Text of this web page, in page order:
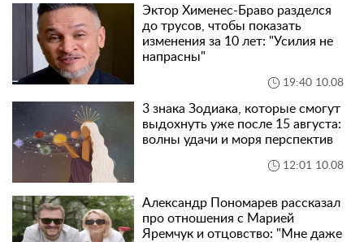
Эктор Хименес-Браво разделся
до трусов, чтобы показать
изменения за 10 лет: "Усилия не
напрасны"
19:40 10.08
3 знака Зодиака, которые смогут
выдохнуть уже после 15 августа:
волны удачи и моря перспектив
12:01 10.08
Александр Пономарев рассказал
про отношения с Марией
Яремчук и отцовство: "Мне даже